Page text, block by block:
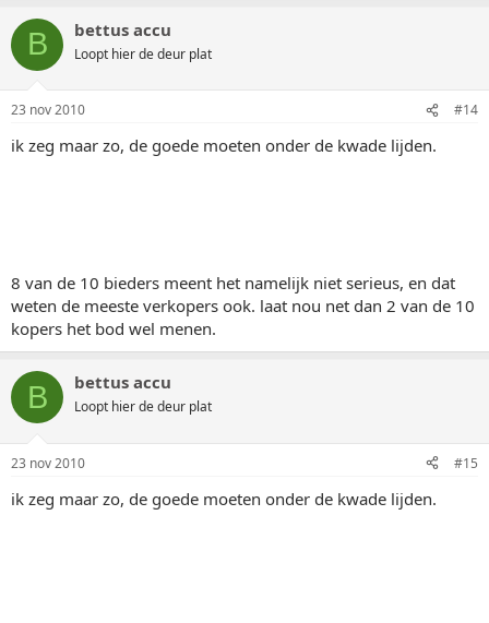
B bettus accu
Loopt hier de deur plat
23 nov 2010 #14
ik zeg maar zo, de goede moeten onder de kwade lijden.
8 van de 10 bieders meent het namelijk niet serieus, en dat
weten de meeste verkopers ook. laat nou net dan 2 van de 10
kopers het bod wel menen.
B bettus accu
Loopt hier de deur plat
23 nov 2010 #15
ik zeg maar zo, de goede moeten onder de kwade lijden.